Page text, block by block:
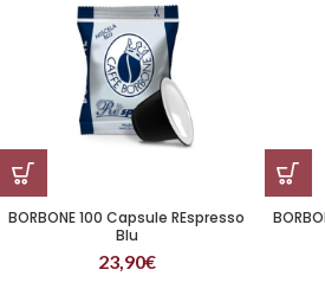
BORBONE 100 Capsule REspresso
Blu
23,90€